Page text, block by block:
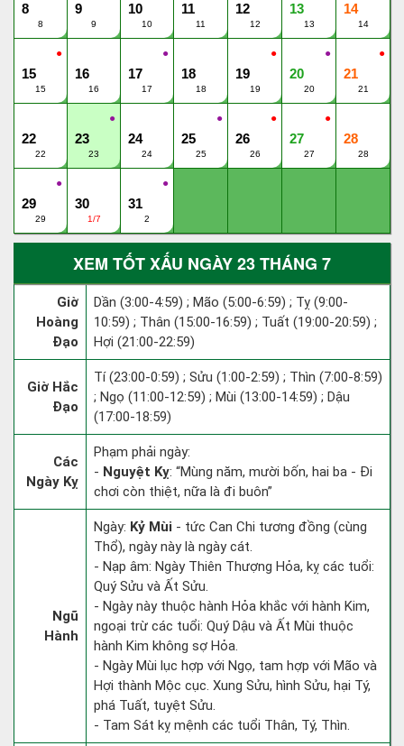
8
8
9
9
10
10
11
11
12
12
13
13
14
14
●
15
15
16
16
●
17
17
18
18
●
19
19
●
20
20
●
21
21
22
22
●
23
23
24
24
●
25
25
●
26
26
●
27
27
28
28
●
29
29
30
1/7
●
31
2
XEM TỐT XẤU NGÀY 23 THÁNG 7
Giờ
Hoàng
Đạo
Dần (3:00-4:59) ; Mão (5:00-6:59) ; Tỵ (9:00-
10:59) ; Thân (15:00-16:59) ; Tuất (19:00-20:59) ;
Hợi (21:00-22:59)
Giờ Hắc
Đạo
Tí (23:00-0:59) ; Sửu (1:00-2:59) ; Thìn (7:00-8:59)
; Ngọ (11:00-12:59) ; Mùi (13:00-14:59) ; Dậu
(17:00-18:59)
Các
Ngày Kỵ
Phạm phải ngày:
- Nguyệt Kỵ: “Mùng năm, mười bốn, hai ba - Đi
chơi còn thiệt, nữa là đi buôn”
Ngũ
Hành
Ngày: Kỷ Mùi - tức Can Chi tương đồng (cùng
Thổ), ngày này là ngày cát.
- Nạp âm: Ngày Thiên Thượng Hỏa, kỵ các tuổi:
Quý Sửu và Ất Sửu.
- Ngày này thuộc hành Hỏa khắc với hành Kim,
ngoại trừ các tuổi: Quý Dậu và Ất Mùi thuộc
hành Kim không sợ Hỏa.
- Ngày Mùi lục hợp với Ngọ, tam hợp với Mão và
Hợi thành Mộc cục. Xung Sửu, hình Sửu, hại Tý,
phá Tuất, tuyệt Sửu.
- Tam Sát kỵ mệnh các tuổi Thân, Tý, Thìn.